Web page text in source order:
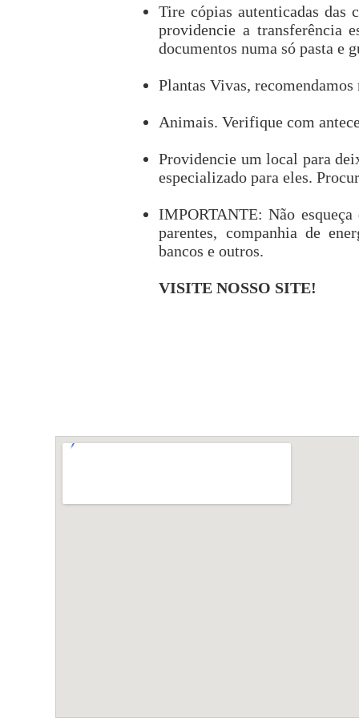
Tire cópias autenticadas das
providencie a transferência
documentos numa só pasta e
Plantas Vivas,
Animais. Verifique com
Providencie um local para
especializado para eles.
IMPORTANTE: Não
parentes, companhia de
bancos e outros.
VISITE NOSSO SITE!